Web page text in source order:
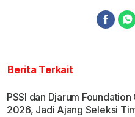
Berita Terkait
PSSI dan Djarum
2026, Jadi Ajang Seleksi